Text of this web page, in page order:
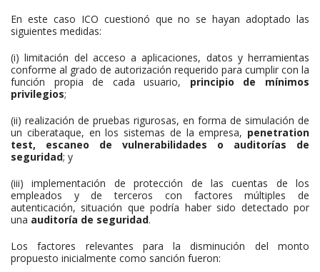
En este caso ICO cuestionó que no se hayan adoptado las
siguientes medidas:
(i) limitación del acceso a aplicaciones, datos y herramientas
conforme al grado de autorización requerido para cumplir con la
función propia de cada usuario, principio de mínimos
privilegios;
(ii) realización de pruebas rigurosas, en forma de simulación de
un ciberataque, en los sistemas de la empresa, penetration
test, escaneo de vulnerabilidades o auditorías de
seguridad; y
(iii) implementación de protección de las cuentas de los
empleados y de terceros con factores múltiples de
autenticación, situación que podría haber sido detectado por
una auditoría de seguridad.
Los factores relevantes para la disminución del monto
propuesto inicialmente como sanción fueron: